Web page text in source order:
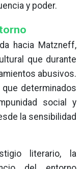
y poder.
hacia Matzneff,
que durante
abusivos.
determinados
social y
la sensibilidad
literario, la